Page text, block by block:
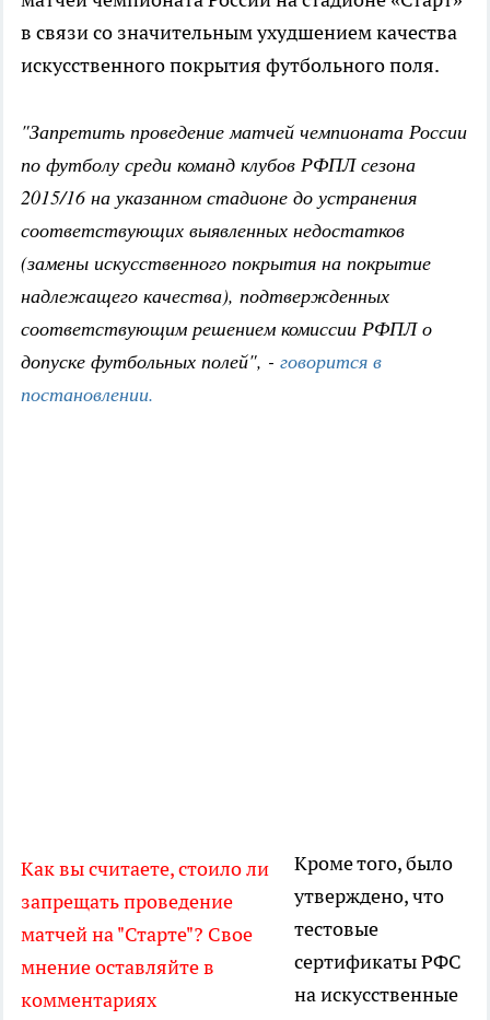
в связи со значительным ухудшением качества
искусственного покрытия футбольного поля.
"Запретить проведение матчей чемпионата России
по футболу среди команд клубов РФПЛ сезона
2015/16 на указанном стадионе до устранения
соответствующих выявленных недостатков
(замены искусственного покрытия на покрытие
надлежащего качества), подтвержденных
соответствующим решением комиссии РФПЛ о
допуске футбольных полей", - говорится в
постановлении.
Как вы считаете, стоило ли
запрещать проведение
матчей на "Старте"? Свое
мнение оставляйте в
комментариях
Кроме того, было
утверждено, что
тестовые
сертификаты РФС
на искусственные